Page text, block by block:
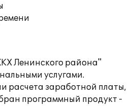
Ленинского района"
услугами.
расчета заработной платы,
программный продукт -